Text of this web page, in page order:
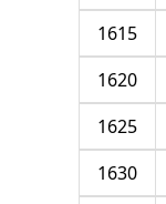
1615
1620
1625
1630